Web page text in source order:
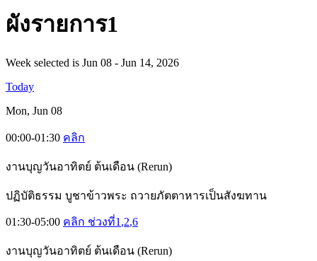
ผังรายการ1
Week selected is Jun 08 - Jun 14, 2026
Today
Mon, Jun 08
00:00-01:30 คลิก
งานบุญวันอาทิตย์ ต้นเดือน (Rerun)
ปฏิบัติธรรม บูชาข้าวพระ ถวายภัตตาหารเป็นสังฆทาน
01:30-05:00 คลิก ช่วงที่1 ,2,6
งานบุญวันอาทิตย์ ต้นเดือน (Rerun)